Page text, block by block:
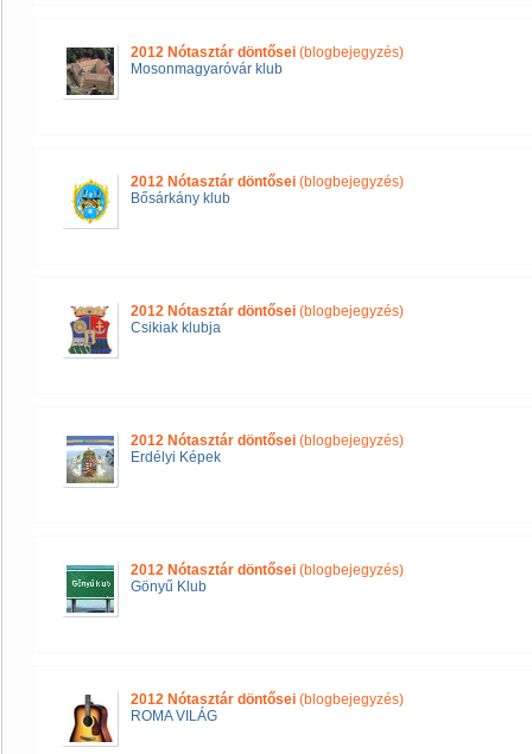
2012 Nótasztár döntősei (blogbejegyzés)
Mosonmagyaróvár klub
2012 Nótasztár döntősei (blogbejegyzés)
Bősárkány klub
2012 Nótasztár döntősei (blogbejegyzés)
Csikiak klubja
2012 Nótasztár döntősei (blogbejegyzés)
Erdélyi Képek
2012 Nótasztár döntősei (blogbejegyzés)
Gönyű Klub
2012 Nótasztár döntősei (blogbejegyzés)
ROMA VILÁG